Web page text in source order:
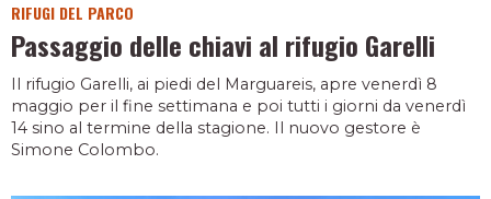
RIFUGI DEL PARCO
Passaggio delle chiavi al rifugio Garelli
Il rifugio Garelli, ai piedi del Marguareis, apre venerdì 8
maggio per il fine settimana e poi tutti i giorni da venerdì
14 sino al termine della stagione. Il nuovo gestore è
Simone Colombo.